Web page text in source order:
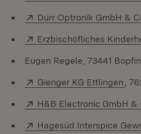
Extern:
Dürr Optronik GmbH &
Extern:
Erzbischöfliches
Eugen Regele, 73441
Extern:
Gienger KG Ettlingen ,
Extern:
H&B Electronic GmbH &
Extern:
Hagesüd Interspice